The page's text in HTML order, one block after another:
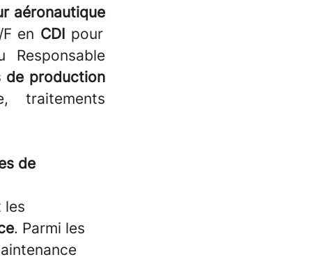
aéronautique
en CDI pour
de production
traitements
de
. Parmi les